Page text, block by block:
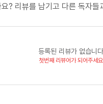
? 리뷰를 남기고 다른 독자들
등록된 리뷰가 없습니다
첫번째 리뷰어가 되어주세요